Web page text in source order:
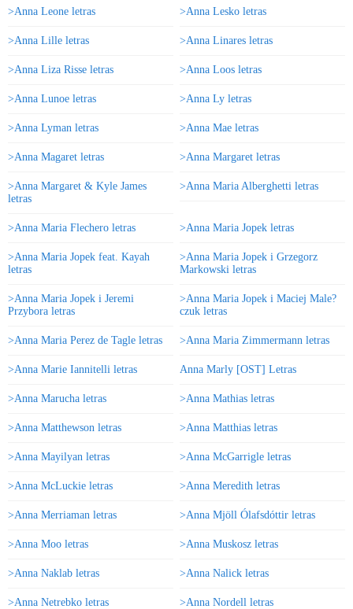
>Anna Leone letras >Anna Lesko letras
>Anna Lille letras >Anna Linares letras
>Anna Liza Risse letras >Anna Loos letras
>Anna Lunoe letras >Anna Ly letras
>Anna Lyman letras >Anna Mae letras
>Anna Magaret letras >Anna Margaret letras
>Anna Margaret & Kyle James
letras
>Anna Maria Alberghetti letras
>Anna Maria Flechero letras >Anna Maria Jopek letras
>Anna Maria Jopek feat. Kayah
letras
>Anna Maria Jopek i Grzegorz
Markowski letras
>Anna Maria Jopek i Jeremi
Przybora letras
>Anna Maria Jopek i Maciej Male?
czuk letras
>Anna Maria Perez de Tagle letras >Anna Maria Zimmermann letras
>Anna Marie Iannitelli letras Anna Marly [OST] Letras
>Anna Marucha letras >Anna Mathias letras
>Anna Matthewson letras >Anna Matthias letras
>Anna Mayilyan letras >Anna McGarrigle letras
>Anna McLuckie letras >Anna Meredith letras
>Anna Merriaman letras >Anna Mjöll Ólafsdóttir letras
>Anna Moo letras >Anna Muskosz letras
>Anna Naklab letras >Anna Nalick letras
>Anna Netrebko letras >Anna Nordell letras